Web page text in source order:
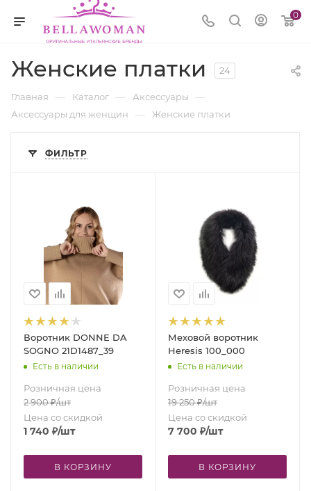
0
Женские платки 24
Главная — Каталог — Аксессуары —
Аксессуары для женщин — Женские платки
ФИЛЬТР
Воротник DONNE DA
SOGNO 21D1487_39
Есть в наличии
Розничная цена
2 900₽/шт
Цена со скидкой
1 740 ₽/шт
В КОРЗИНУ
Меховой воротник
Heresis 100_000
Есть в наличии
Розничная цена
19 250₽/шт
Цена со скидкой
7 700 ₽/шт
В КОРЗИНУ